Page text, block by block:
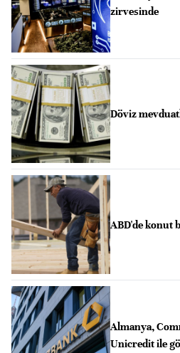
zirvesinde
Döviz
ABD'de konut
Almanya,
Unicredit ile